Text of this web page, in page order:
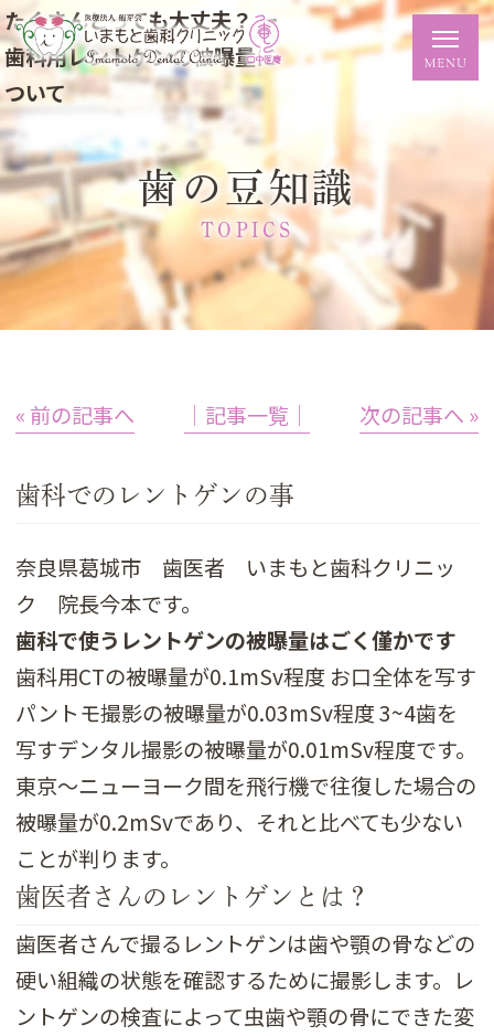
歯の豆知識
TOPICS
« 前の記事へ │記事一覧│ 次の記事へ »
歯科でのレントゲンの事
奈良県葛城市 歯医者 いまもと歯科クリニッ
ク 院長今本です。
たくさんとっても大丈夫？ ー
歯科用レントゲンの被曝量に
ついて
歯科で使うレントゲンの被曝量はごく僅かです
歯科用CTの被曝量が0.1mSv程度 お口全体を写す
パントモ撮影の被曝量が0.03mSv程度 3~4歯を
写すデンタル撮影の被曝量が0.01mSv程度です。
東京～ニューヨーク間を飛行機で往復した場合の
被曝量が0.2mSvであり、それと比べても少ない
ことが判ります。
歯医者さんのレントゲンとは？
歯医者さんで撮るレントゲンは歯や顎の骨などの
硬い組織の状態を確認するために撮影します。レ
ントゲンの検査によって虫歯や顎の骨にできた変